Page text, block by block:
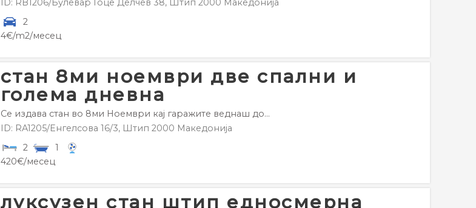
ID: RB1206/Булевар Гоце Делчев 38, Штип 2000 Македонија
2
4€/m2/месец
стан 8ми ноември две спални и
голема дневна
Се издава стан во 8ми Ноември кај гаражите веднаш до...
ID: RA1205/Енгелсова 16/3, Штип 2000 Македонија
2
1
420€/месец
луксузен стан штип едносмерна